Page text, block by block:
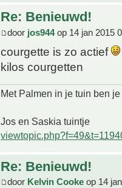
Re: Benieuwd!
door jos944op 14 jan 2015
courgette is zo actief
kilos courgetten
Met Palmen in je tuin ben
Jos en Saskia tuintje
Re: Benieuwd!
door Kelvin Cooke op 14